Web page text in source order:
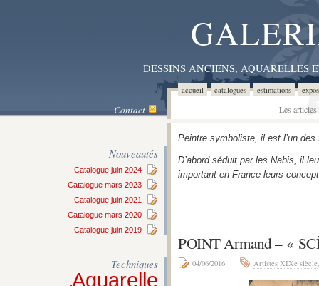
DESSINS ANCIENS,
accueil catalogues estimations
Contact Les
Nouveautés
Catalogue juin 2024
Catalogue mars 2023
Catalogue juin 2021
Catalogue mars 2020
Catalogue juin 2019
Techniques
Aquarelle
Peintre symboliste, il est l’un
D’abord séduit par les Nabis, il
important en France leurs
POINT Armand – «
04/06/2016 Artistes XIXe siècle